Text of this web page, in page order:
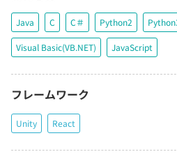
Java C C＃ Python2
Visual Basic(VB.NET) JavaScript
フレームワーク
Unity React